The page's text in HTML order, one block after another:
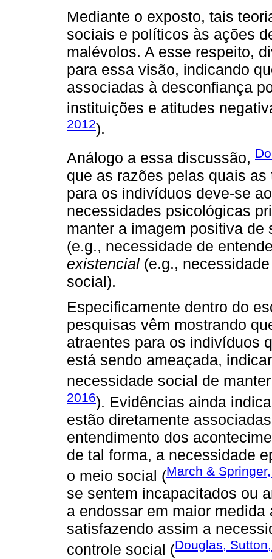
Mediante o exposto, tais
sociais e políticos às ações
malévolos. A esse respeito,
para essa visão, indicando
associadas à desconfiança
instituições e atitudes
2012).
Análogo a essa discussão,
que as razões pelas quais
para os indivíduos deve-se
necessidades psicológicas
manter a imagem positiva
(e.g., necessidade de
existencial (e.g.,
social).
Especificamente dentro do
pesquisas vêm mostrando
atraentes para os indivíduos
está sendo ameaçada,
necessidade social de
2016). Evidências ainda
estão diretamente
entendimento dos
de tal forma, a necessidade
o meio social (March &
se sentem incapacitados ou
a endossar em maior
satisfazendo assim a
controle social (Douglas,